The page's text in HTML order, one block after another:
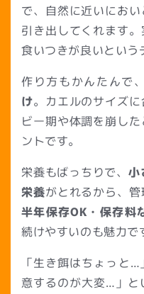
で、自然に近いにお
引き出してくれます
食いつきが良いという
作り方もかんたんで、
け。カエルのサイズ
ビー期や体調を崩し
ントです。
栄養もばっちりで、 小
栄養がとれるから、管
半年保存OK・保存料
続けやすいのも魅力で
「生き餌はちょっと
意するのが大変…」と